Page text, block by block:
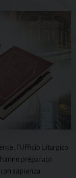
l’Ufficio Liturgico
preparato
sapienza